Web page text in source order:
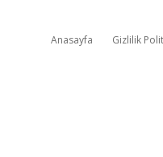
Anasayfa Gizlilik